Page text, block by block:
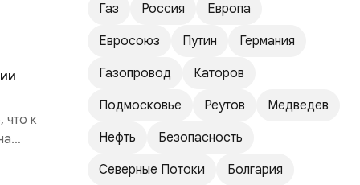
что к
Газ Россия
Европа
Евросоюз
Путин
Германия
Газопровод
Каторов
Подмосковье
Реутов
Медведев
Нефть
Безопасность
Северные Потоки
Болгария